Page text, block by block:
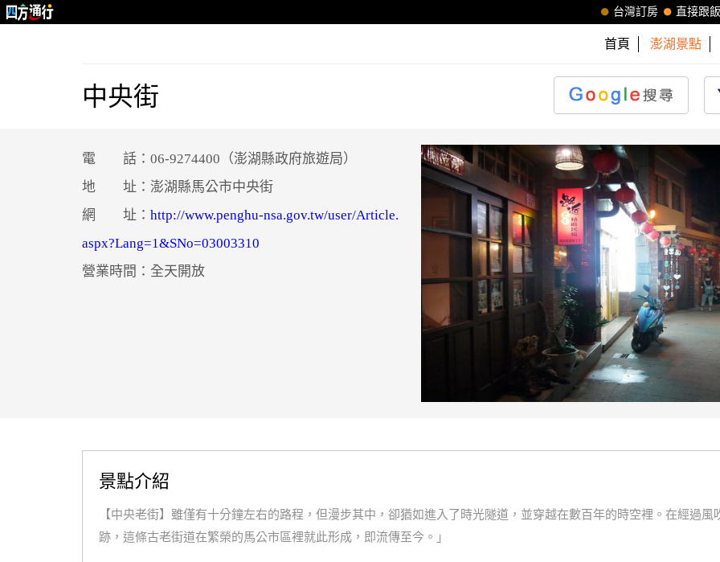
直接跟
台灣訂房
首頁 澎湖景點
中央街
電 話：06-9274400（澎湖縣政府旅遊局）
地 址：澎湖縣馬公市中央街
網 址： http://www.penghu-nsa.gov.tw/user/Article.
aspx?Lang=1&SNo=03003310
營業時間：全天開放
景點介紹
【中央老街】雖僅有十分鐘左右的路程，但漫步其中，卻猶如進入了時光隧道，並穿越在數百年的時空裡。在經過
跡，這條古老街道在繁榮的馬公市區裡就此形成，即流傳至今。」